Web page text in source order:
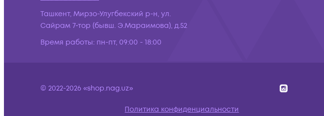
Ташкент, Мирзо-Улугбекский р-н, ул.
Сайрам 7-тор (бывш. Э.Мараимова), д.52
Время работы: пн-пт, 09:00 - 18:00
© 2022-2026 «shop.nag.uz»
Политика конфиденциальности